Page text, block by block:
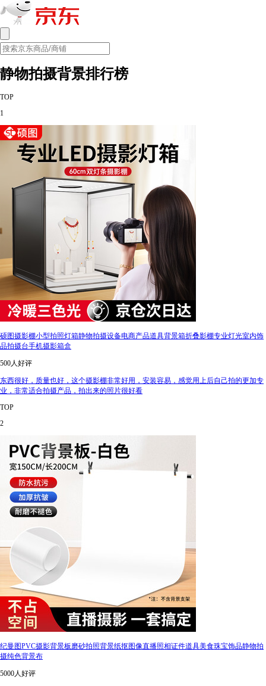
静物拍摄背景排行榜
TOP
1
硕图摄影棚小型拍照灯箱静物拍摄设备电商产品道具背景箱折叠影棚专业灯光室内饰
品拍摄台手机摄影箱盒
500人好评
东西很好，质量也好，这个摄影棚非常好用，安装容易，感觉用上后自己拍的更加专
业，非常适合拍摄产品，拍出来的照片很好看
TOP
2
纪曼图PVC摄影背景板磨砂拍照背景纸抠图像直播照相证件道具美食珠宝饰品静物拍
摄纯色背景布
5000人好评